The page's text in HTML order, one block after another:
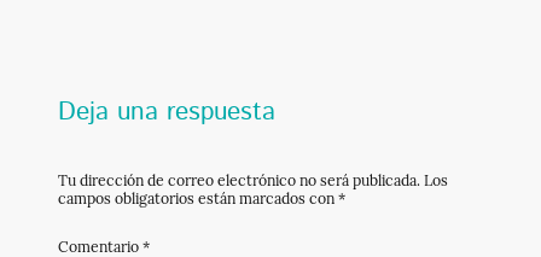
Deja una respuesta
Tu dirección de correo electrónico no será publicada. Los
campos obligatorios están marcados con *
Comentario *